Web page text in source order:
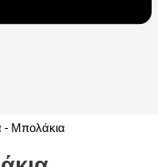
- Μπολάκια